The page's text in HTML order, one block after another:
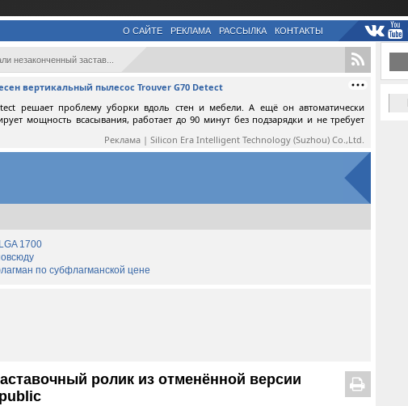
О САЙТЕ РЕКЛАМА РАССЫЛКА КОНТАКТЫ
незаконченный застав...
вертикальный пылесос Trouver G70 Detect
решает проблему уборки вдоль стен и мебели. А ещё он автоматически
мощность всасывания, работает до 90 минут без подзарядки и не требует
Реклама | Silicon Era Intelligent Technology (Suzhou) Co.,Ltd.
1700
по субфлагманской цене
ролик из отменённой версии